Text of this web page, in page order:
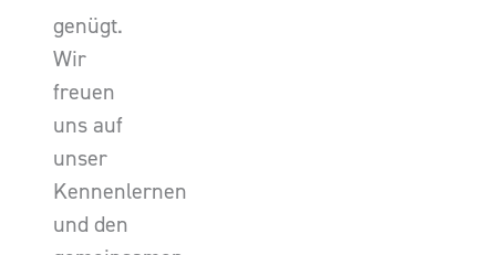
genügt.
Wir
freuen
uns auf
unser
Kennenlernen
und den